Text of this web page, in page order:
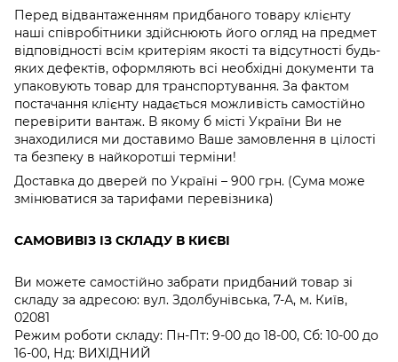
Перед відвантаженням придбаного товару клієнту
наші співробітники здійснюють його огляд на предмет
відповідності всім критеріям якості та відсутності будь-
яких дефектів, оформляють всі необхідні документи та
упаковують товар для транспортування. За фактом
постачання клієнту надається можливість самостійно
перевірити вантаж. В якому б місті України Ви не
знаходилися ми доставимо Ваше замовлення в цілості
та безпеку в найкоротші терміни!
Доставка до дверей по Україні – 900 грн. (Сума може
змінюватися за тарифами перевізника)
САМОВИВІЗ ІЗ СКЛАДУ В КИЄВІ
Ви можете самостійно забрати придбаний товар зі
складу за адресою: вул. Здолбунівська, 7-А, м. Київ,
02081
Режим роботи складу: Пн-Пт: 9-00 до 18-00, Сб: 10-00 до
16-00, Нд: ВИХІДНИЙ